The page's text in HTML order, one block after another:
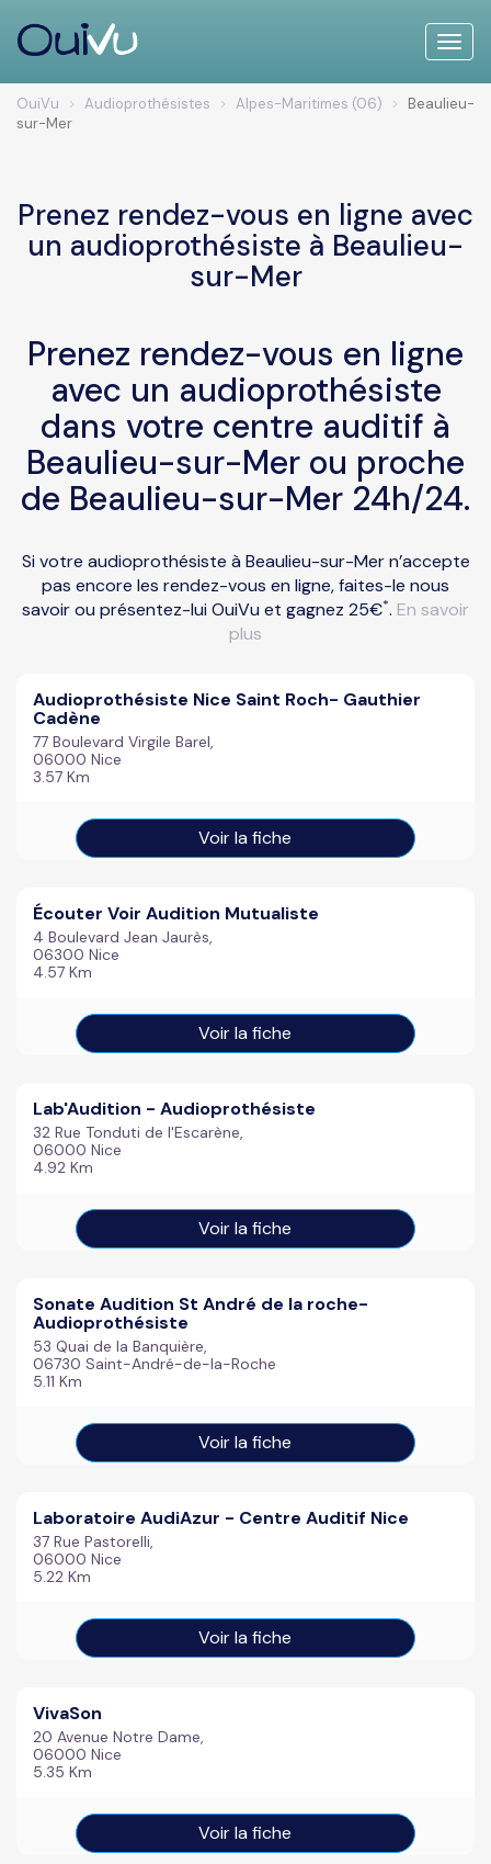
Toggle
OuiVu Audioprothésistes Alpes-Maritimes (06)
Beaulieu-
sur-Mer
Prenez rendez-vous en ligne avec
un audioprothésiste à Beaulieu-
sur-Mer
Prenez rendez-vous en ligne
avec un audioprothésiste
dans votre centre auditif à
Beaulieu-sur-Mer ou proche
de Beaulieu-sur-Mer 24h/24.
Si votre audioprothésiste à Beaulieu-sur-Mer n’accepte
pas encore les rendez-vous en ligne, faites-le nous
savoir ou présentez-lui OuiVu et gagnez 25€*. En savoir
plus
Audioprothésiste Nice Saint Roch- Gauthier
Cadène
77 Boulevard Virgile Barel,
06000 Nice
3.57 Km
Voir la fiche
Écouter Voir Audition Mutualiste
4 Boulevard Jean Jaurès,
06300 Nice
4.57 Km
Voir la fiche
Lab'Audition - Audioprothésiste
32 Rue Tonduti de l'Escarène,
06000 Nice
4.92 Km
Voir la fiche
Sonate Audition St André de la roche-
Audioprothésiste
53 Quai de la Banquière,
06730 Saint-André-de-la-Roche
5.11 Km
Voir la fiche
Laboratoire AudiAzur - Centre Auditif Nice
37 Rue Pastorelli,
06000 Nice
5.22 Km
Voir la fiche
VivaSon
20 Avenue Notre Dame,
06000 Nice
5.35 Km
Voir la fiche